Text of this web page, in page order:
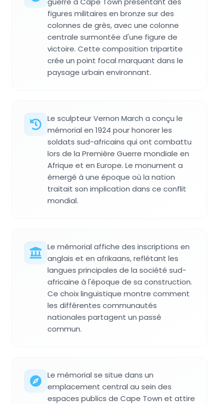
figures militaires en bronze sur des
colonnes de grès, avec une colonne
centrale surmontée d'une figure de
victoire. Cette composition tripartite
crée un point focal marquant dans le
paysage urbain environnant.
Le sculpteur Vernon March a conçu le
mémorial en 1924 pour honorer les
soldats sud-africains qui ont combattu
lors de la Première Guerre mondiale en
Afrique et en Europe. Le monument a
émergé à une époque où la nation
traitait son implication dans ce conflit
mondial.
Le mémorial affiche des inscriptions en
anglais et en afrikaans, reflétant les
langues principales de la société sud-
africaine à l'époque de sa construction.
Ce choix linguistique montre comment
les différentes communautés
nationales partagent un passé
commun.
Le mémorial se situe dans un
emplacement central au sein des
espaces publics de Cape Town et attire